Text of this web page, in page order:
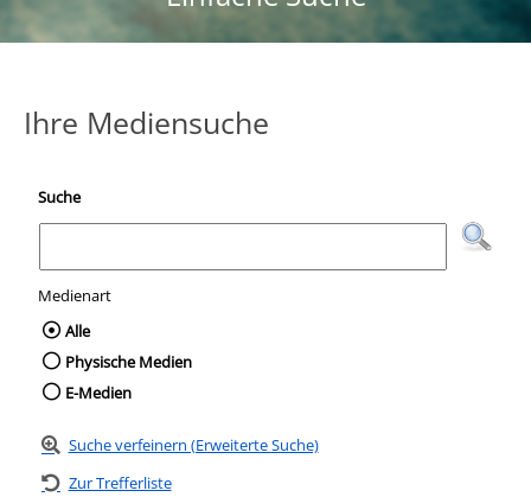
Ihre Mediensuche
Suche
Medienart
Wählen Sie die Medienart nach der Sie
Alle
Physische Medien
E-Medien
Suche verfeinern (Erweiterte Suche)
Zur Trefferliste